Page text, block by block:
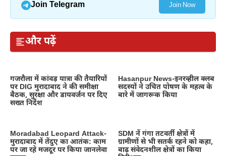
Join Telegram Join Now
और पढ़ें
गजरौला में कांवड़ यात्रा की तैयारियों
पर DIG मुरादाबाद ने की समीक्षा
बैठक, सुरक्षा और डायवर्जन पर दिए
सख्त निर्देश
Hasanpur News-इनरव्हील क्लब
सदस्यों ने उचित पोषण के महत्व के
बारे में जागरूक किया
Moradabad Leopard Attack-
मुरादाबाद में तेंदुए का आतंक: काम
पर जा रहे मजदूर पर किया जानलेवा
SDM नें गंगा तटवर्ती क्षेत्रों में
ग्रामीणों से भी सतर्क रहने को कहा,
बाढ़ संवेदनशील क्षेत्रों का किया